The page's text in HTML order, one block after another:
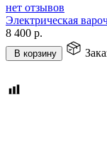
нет отзывов
Электрическая
8 400 р.
В корзину